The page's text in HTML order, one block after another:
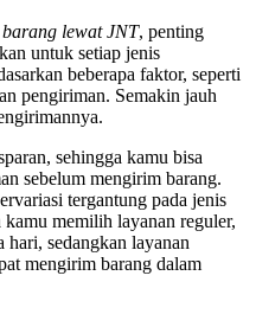
lewat JNT, penting
untuk setiap jenis
beberapa faktor, seperti
pengiriman. Semakin jauh
sehingga kamu bisa
sebelum mengirim barang.
tergantung pada jenis
memilih layanan reguler,
hari, sedangkan layanan
mengirim barang dalam